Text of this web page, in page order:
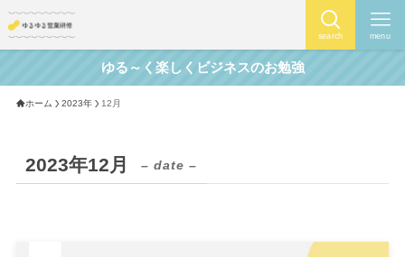
search menu
ゆる～く楽しくビジネスのお勉強
ホーム 2023年 12月
2023年12月 – date –